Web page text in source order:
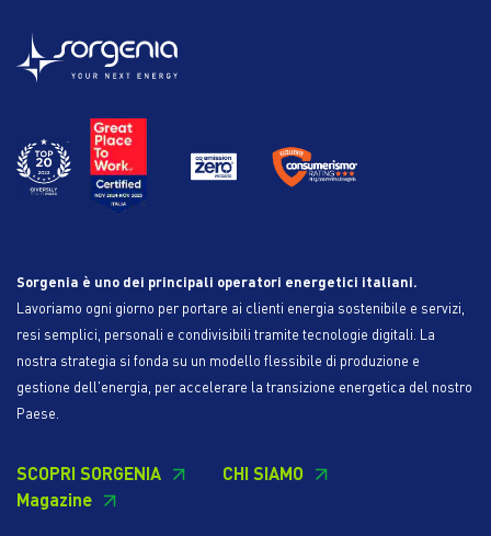
Sorgenia è uno dei principali operatori energetici italiani.
Lavoriamo ogni giorno per portare ai clienti energia sostenibile e servizi,
resi semplici, personali e condivisibili tramite tecnologie digitali. La
nostra strategia si fonda su un modello flessibile di produzione e
gestione dell'energia, per accelerare la transizione energetica del nostro
Paese.
SCOPRI SORGENIA
CHI SIAMO
Magazine